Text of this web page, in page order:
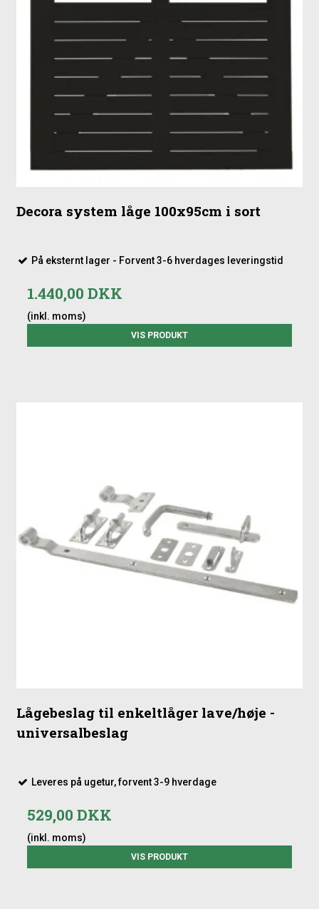
Decora system låge 100x95cm i sort
På eksternt lager - Forvent 3-6 hverdages leveringstid
1.440,00 DKK
(inkl. moms)
VIS PRODUKT
Lågebeslag til enkeltlåger lave/høje -
universalbeslag
Leveres på ugetur, forvent 3-9 hverdage
529,00 DKK
(inkl. moms)
VIS PRODUKT